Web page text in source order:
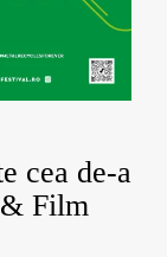
cea de-a
& Film